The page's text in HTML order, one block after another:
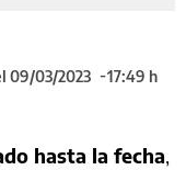
09/03/2023
17:49 h
hasta la fecha,